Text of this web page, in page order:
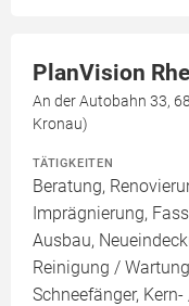
PlanVision
An der Autobahn 33,
Kronau)
TÄTIGKEITEN
Beratung,
Imprägnierung,
Ausbau,
Reinigung /
Schneefänger,